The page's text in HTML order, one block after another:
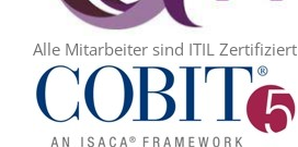
Alle Mitarbeiter sind ITIL Zertifiziert